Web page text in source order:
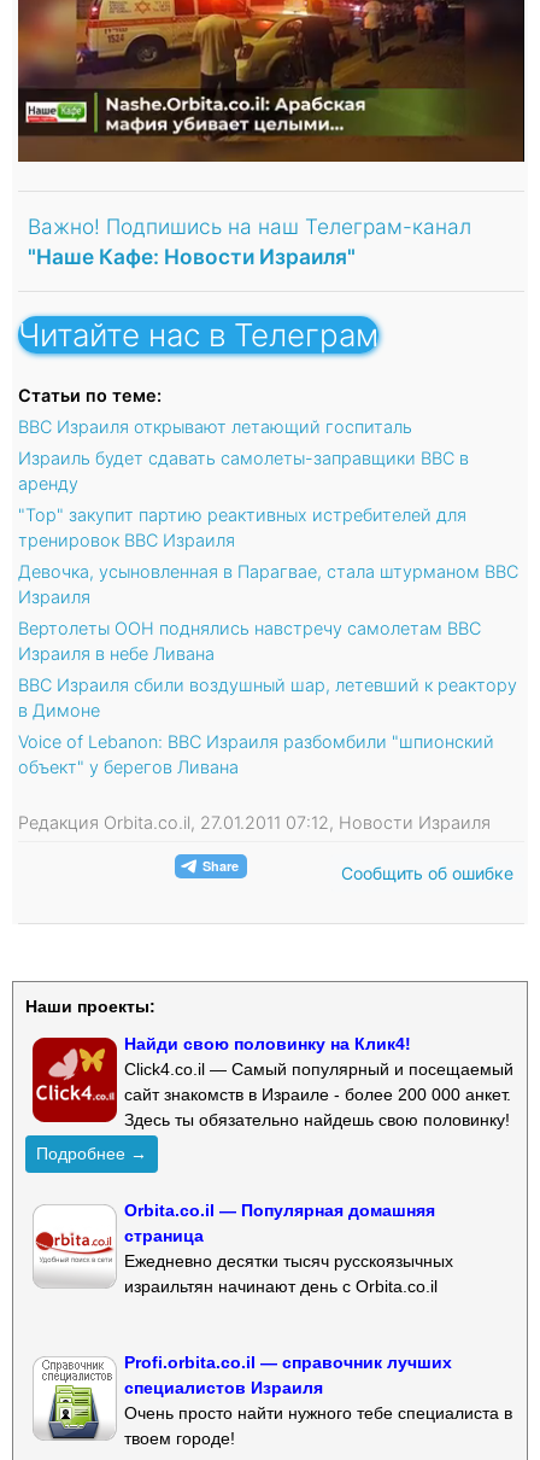
Важно! Подпишись на наш Телеграм-канал
"Наше Кафе: Новости Израиля"
Читайте нас в Телеграм
Статьи по теме:
ВВС Израиля открывают летающий госпиталь
Израиль будет сдавать самолеты-заправщики ВВС в
аренду
"Тор" закупит партию реактивных истребителей для
тренировок ВВС Израиля
Девочка, усыновленная в Парагвае, стала штурманом ВВС
Израиля
Вертолеты ООН поднялись навстречу самолетам ВВС
Израиля в небе Ливана
ВВС Израиля сбили воздушный шар, летевший к реактору
в Димоне
Voice of Lebanon: ВВС Израиля разбомбили "шпионский
объект" у берегов Ливана
Редакция Orbita.co.il, 27.01.2011 07:12, Новости Израиля
Сообщить об ошибке
Наши проекты:
Найди свою половинку на Клик4!
Click4.co.il — Самый популярный и посещаемый
сайт знакомств в Израиле - более 200 000 анкет.
Здесь ты обязательно найдешь свою половинку!
Подробнее →
Orbita.co.il — Популярная домашняя
страница
Ежедневно десятки тысяч русскоязычных
израильтян начинают день с Orbita.co.il
Profi.orbita.co.il — справочник лучших
специалистов Израиля
Очень просто найти нужного тебе специалиста в
твоем городе!